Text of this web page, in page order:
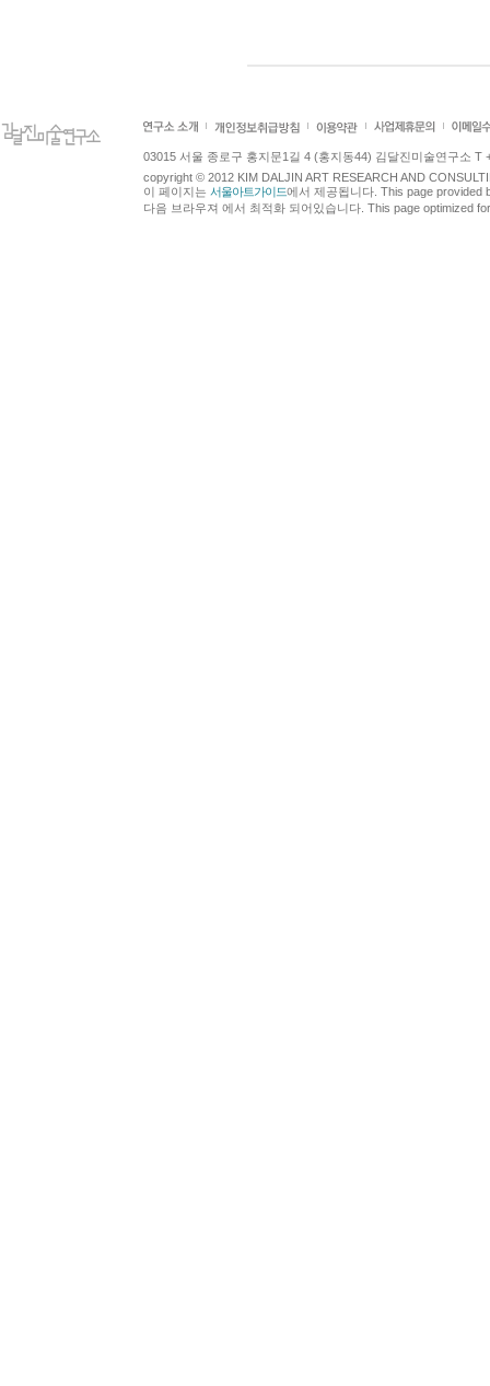
03015 서울 종로구 홍지문1길 4 (홍지동44) 김달진미술연구소 T
copyright © 2012 KIM DALJIN ART RESEARCH AND
이 페이지는 서울아트가이드에서 제공됩니다. This page provided
다음 브라우져 에서 최적화 되어있습니다. This page optimized